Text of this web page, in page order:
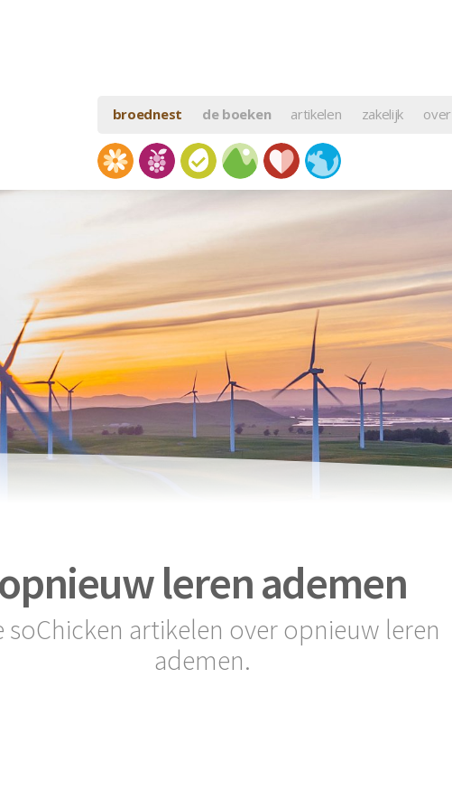
broednest de boeken artikelen zakelijk over
leren ademen
soChicken artikelen over opnieuw leren
ademen.